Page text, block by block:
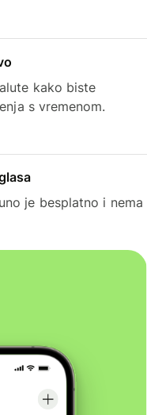
kako biste
s vremenom.
je besplatno i nema